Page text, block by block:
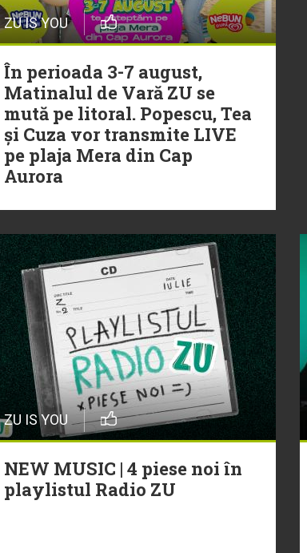
ZU IS YOU
În perioada 3-7 august,
Matinalul de Vară ZU se
mută pe litoral. Popescu, Tea
și Cuza vor transmite LIVE
pe plaja Mera din Cap
Aurora
ZU IS YOU
NEW MUSIC | 4 piese noi în
playlistul Radio ZU